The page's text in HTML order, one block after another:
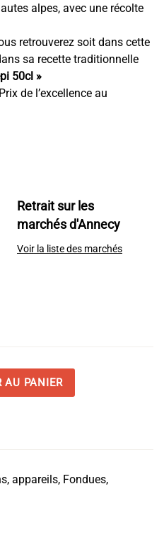
alpes, avec une récolte
retrouverez soit dans cette
sa recette traditionnelle
50cl »
de l’excellence au
Retrait sur les
marchés d'Annecy
Voir la liste des marchés
AU PANIER
appareils, Fondues,